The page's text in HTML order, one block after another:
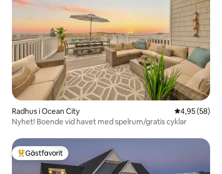
Radhus i Ocean City 4,95 av 5 i
4,95 (58)
Nyhet! Boende vid havet med spelrum/gratis cyklar
Populär gästfavorit
Gästfavorit